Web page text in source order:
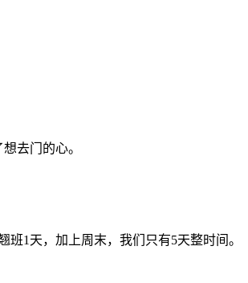
去门的心。
1天，加上周末，我们只有5天整时间。